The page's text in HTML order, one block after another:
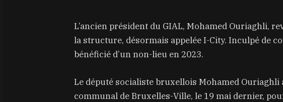
L’ancien président du GIAL, Mohamed Ouriaghli,
la structure, désormais appelée I-City. Inculpé de
bénéficié d’un non-lieu en 2023.
Le député socialiste bruxellois Mohamed Ouriaghli
communal de Bruxelles-Ville, le 19 mai dernier,